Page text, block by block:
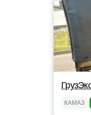
КАМАЗ